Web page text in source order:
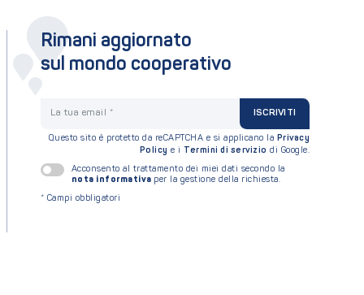
Rimani aggiornato
sul mondo cooperativo
ISCRIVITI
Questo sito è protetto da reCAPTCHA e si applicano la Privacy
Policy e i Termini di servizio di Google.
Acconsento al trattamento dei miei dati secondo la
nota informativa per la gestione della richiesta.
* Campi obbligatori